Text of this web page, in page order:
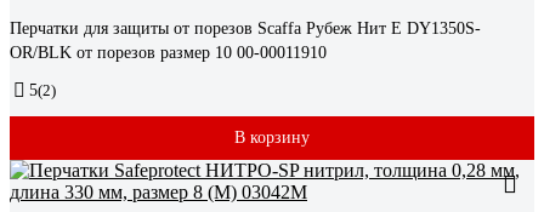
Перчатки для защиты от порезов Scaffa Рубеж Нит Е DY1350S-
OR/BLK от порезов размер 10 00-00011910
5(2)
В корзину